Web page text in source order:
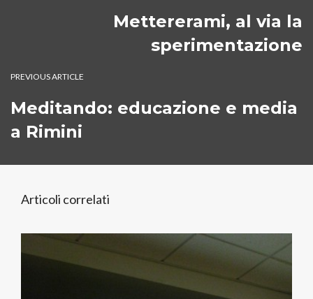
Mettererami, al via la
sperimentazione
PREVIOUS ARTICLE
Meditando: educazione e media
a Rimini
Articoli correlati